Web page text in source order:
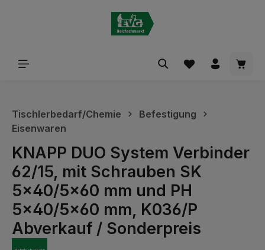
Tischlerbedarf/Chemie
Befestigung
Eisenwaren
KNAPP DUO System Verbinder
62/15, mit Schrauben SK
5x40/5x60 mm und PH
5x40/5x60 mm, K036/P
Abverkauf / Sonderpreis